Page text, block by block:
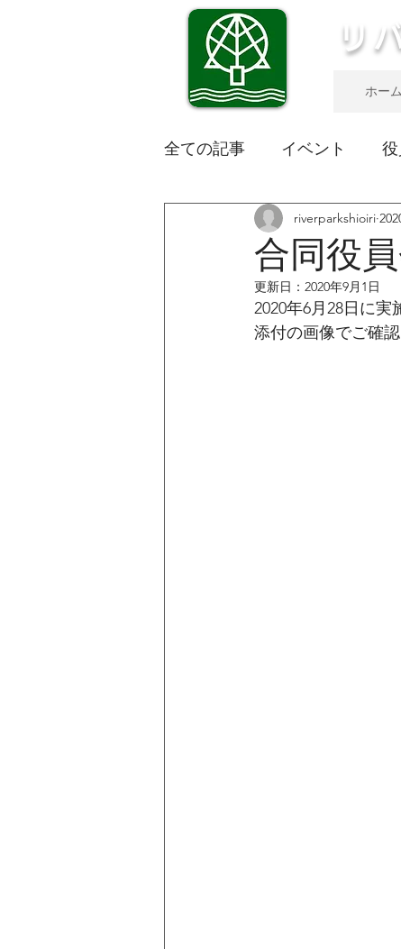
リ
ホーム
全ての記事 イベント
合同役
riverparkshioiri
更新日： 2020年9月1日
2020年6月28日に実
添付の画像でご確認